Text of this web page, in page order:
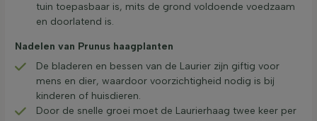
tuin toepasbaar is, mits de grond voldoende voedzaam
en doorlatend is.
Nadelen van Prunus haagplanten
De bladeren en bessen van de Laurier zijn giftig voor
mens en dier, waardoor voorzichtigheid nodig is bij
kinderen of huisdieren.
Door de snelle groei moet de Laurierhaag twee keer per